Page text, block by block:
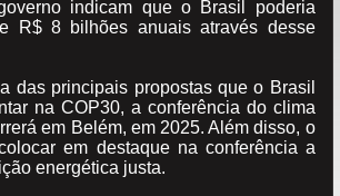
indicam que o Brasil poderia
R$ 8 bilhões anuais através desse
das principais propostas que o Brasil
na COP30, a conferência do clima
em Belém, em 2025. Além disso, o
em destaque na conferência a
energética justa.